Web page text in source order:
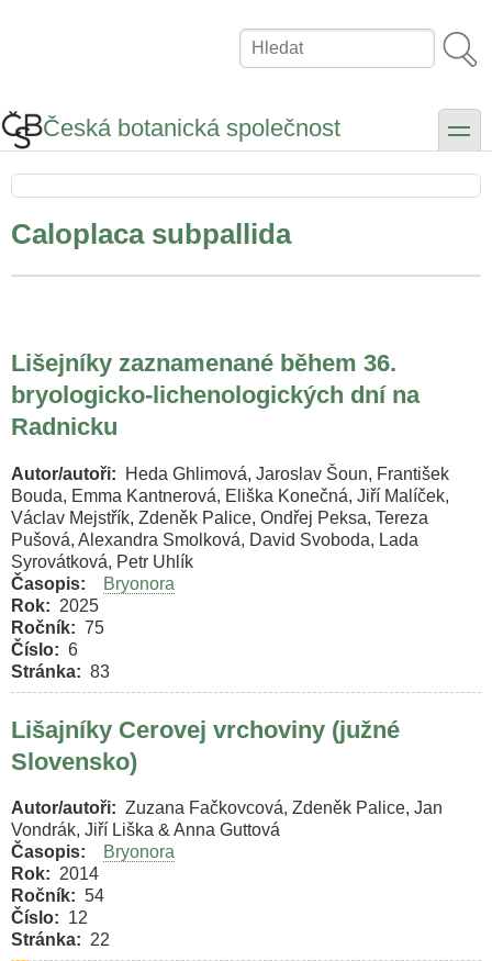
Hledat
Česká botanická společnost toggle
Caloplaca subpallida
Lišejníky zaznamenané během 36.
bryologicko-lichenologických dní na
Radnicku
Autor/autoři
Heda Ghlimová, Jaroslav Šoun, František
Bouda, Emma Kantnerová, Eliška Konečná, Jiří Malíček,
Václav Mejstřík, Zdeněk Palice, Ondřej Peksa, Tereza
Pušová, Alexandra Smolková, David Svoboda, Lada
Syrovátková, Petr Uhlík
Časopis
Bryonora
Rok
2025
Ročník
75
Číslo
6
Stránka
83
Lišajníky Cerovej vrchoviny (južné
Slovensko)
Autor/autoři
Zuzana Fačkovcová, Zdeněk Palice, Jan
Vondrák, Jiří Liška & Anna Guttová
Časopis
Bryonora
Rok
2014
Ročník
54
Číslo
12
Stránka
22